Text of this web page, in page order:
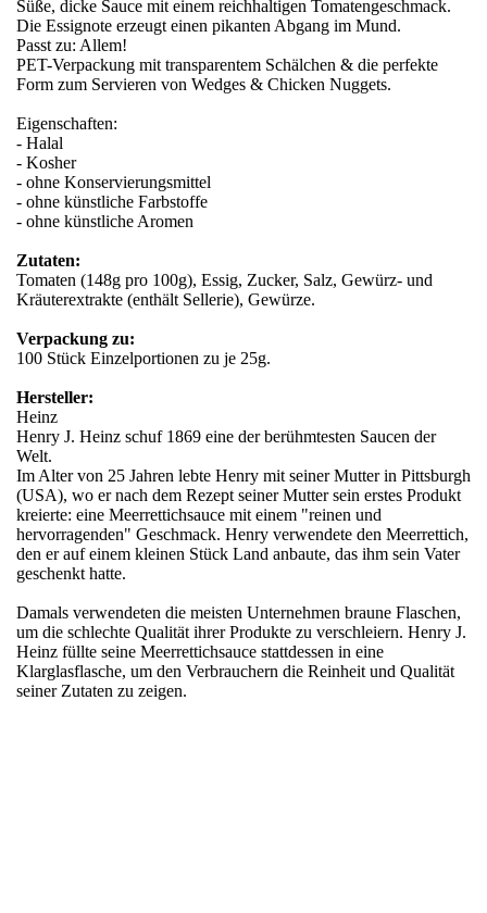
Süße, dicke Sauce mit einem reichhaltigen Tomatengeschmack.
Die Essignote erzeugt einen pikanten Abgang im Mund.
Passt zu: Allem!
PET-Verpackung mit transparentem Schälchen & die perfekte
Form zum Servieren von Wedges & Chicken Nuggets.
Eigenschaften:
- Halal
- Kosher
- ohne Konservierungsmittel
- ohne künstliche Farbstoffe
- ohne künstliche Aromen
Zutaten:
Tomaten (148g pro 100g), Essig, Zucker, Salz, Gewürz- und
Kräuterextrakte (enthält Sellerie), Gewürze.
Verpackung zu:
100 Stück Einzelportionen zu je 25g.
Hersteller:
Heinz
Henry J. Heinz schuf 1869 eine der berühmtesten Saucen der
Welt.
Im Alter von 25 Jahren lebte Henry mit seiner Mutter in Pittsburgh
(USA), wo er nach dem Rezept seiner Mutter sein erstes Produkt
kreierte: eine Meerrettichsauce mit einem "reinen und
hervorragenden" Geschmack. Henry verwendete den Meerrettich,
den er auf einem kleinen Stück Land anbaute, das ihm sein Vater
geschenkt hatte.
Damals verwendeten die meisten Unternehmen braune Flaschen,
um die schlechte Qualität ihrer Produkte zu verschleiern. Henry J.
Heinz füllte seine Meerrettichsauce stattdessen in eine
Klarglasflasche, um den Verbrauchern die Reinheit und Qualität
seiner Zutaten zu zeigen.